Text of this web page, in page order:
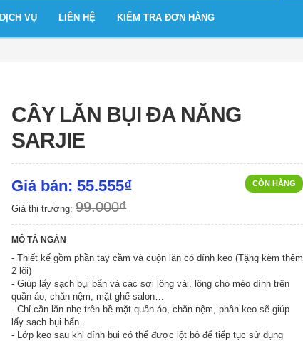
DỊCH VỤ LIÊN HỆ KIỂM TRA ĐƠN HÀNG
CÂY LĂN BỤI ĐA NĂNG
SARJIE
CÒN HÀNG
Giá bán: 55.555₫
Giá thị trường:99.000₫
MÔ TẢ NGẮN
- Thiết kế gồm phần tay cầm và cuộn lăn có dính keo (Tặng kèm thêm
2 lõi)
- Giúp lấy sạch bụi bẩn và các sợi lông vải, lông chó mèo dính trên
quần áo, chăn nệm, mặt ghế salon…
- Chỉ cần lăn nhẹ trên bề mặt quần áo, chăn nệm, phần keo sẽ giúp
lấy sạch bụi bẩn.
- Lớp keo sau khi dính bụi có thể được lột bỏ để tiếp tục sử dụng